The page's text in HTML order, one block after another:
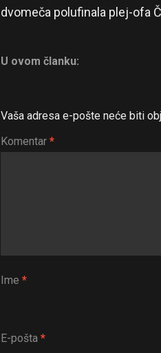
dvomeča polufinala plej-ofa
U ovom članku:
Vaša adresa e-pošte neće biti
Komentar *
Ime *
E-pošta *